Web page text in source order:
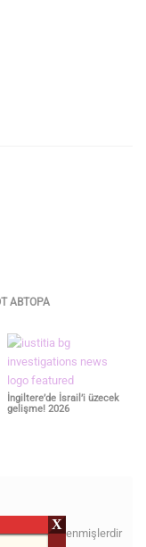
АВТОРА
İngiltere’de İsrail’i üzecek
gelişme! 2026
*ile işaretlenmişlerdir
X